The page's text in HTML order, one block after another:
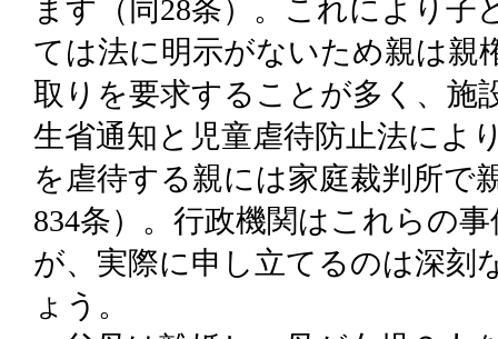
ます（同28条）。これにより
ては法に明示がないため親は親
取りを要求することが多く、施
生省通知と児童虐待防止法によ
を虐待する親には家庭裁判所で
834条）。行政機関はこれらの
が、実際に申し立てるのは深刻
ょう。